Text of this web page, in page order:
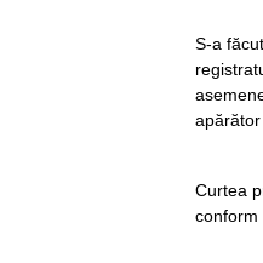
S-a
apărător
Curtea
conform